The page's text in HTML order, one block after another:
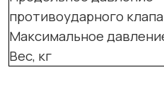
противоударного
Максимальное
Вес, кг